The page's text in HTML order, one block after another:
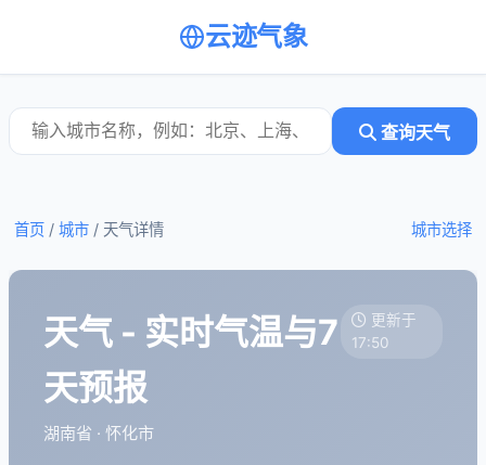
云迹气象
查询天气
城市选择
首页 / 城市 / 天气详情
天气 - 实时气温与7
天预报
湖南省 · 怀化市
更新于
17:50